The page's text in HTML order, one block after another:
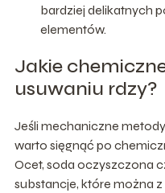
bardziej delikatnych
elementów.
Jakie
usuwaniu rdzy?
Jeśli mechaniczne metody
warto sięgnąć po
Ocet, soda oczyszczona
substancje, które można